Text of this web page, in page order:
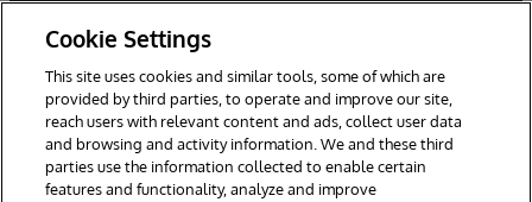
Cookie Settings
This site uses cookies and similar tools, some of which are
provided by third parties, to operate and improve our site,
reach users with relevant content and ads, collect user data
and browsing and activity information. We and these third
parties use the information collected to enable certain
features and functionality, analyze and improve